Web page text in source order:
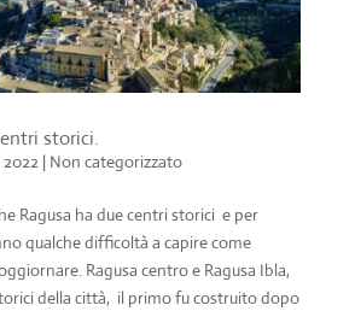
storici.
| Non categorizzato
Ragusa ha due centri storici e per
qualche difficoltà a capire come
Ragusa centro e Ragusa Ibla,
della città, il primo fu costruito dopo